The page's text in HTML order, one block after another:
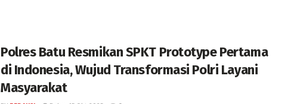
Polres Batu Resmikan SPKT Prototype Pertama
di Indonesia, Wujud Transformasi Polri Layani
Masyarakat